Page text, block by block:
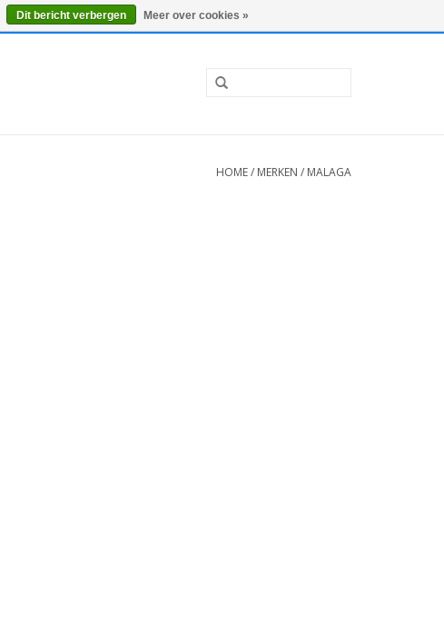
0 Artikelen - €0,00 Mijn account / Registreren
HOME/ MERKEN / MALAGA
Dit bericht verbergen Meer over cookies »